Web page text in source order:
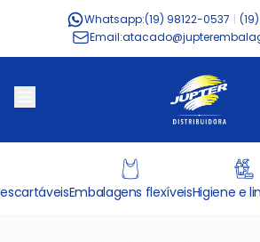
Whatsapp:(19) 98122-0537
Email:
Embalagens flexíveisHigiene e